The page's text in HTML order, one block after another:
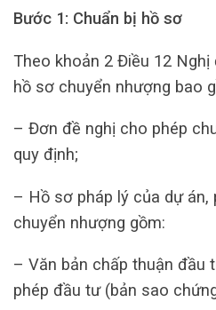
Bước 1: Chuẩn bị hồ sơ
Theo khoản 2 Điều 12
hồ sơ chuyển nhượng bao
– Đơn đề nghị cho phép
quy định;
– Hồ sơ pháp lý của dự án,
chuyển nhượng gồm:
– Văn bản chấp thuận đầu
phép đầu tư (bản sao